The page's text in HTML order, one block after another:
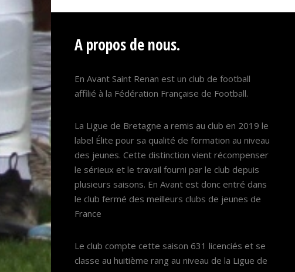
A propos de nous.
En Avant Saint Renan est un club de football
affilié à la Fédération Française de Football.
La Ligue de Bretagne a remis au club en 2019 le
label Élite pour sa qualité de formation au niveau
des jeunes. Cette distinction vient récompenser
le sérieux et le travail fourni par le club depuis
plusieurs saisons. En Avant est donc entré dans
le club fermé des meilleurs clubs de jeunes de
France
Le club compte cette saison 631 licenciés et se
classe au huitième rang au niveau de la Ligue de